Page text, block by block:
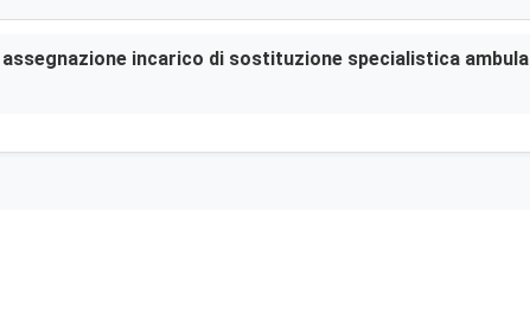
incarico di sostituzione specialistica